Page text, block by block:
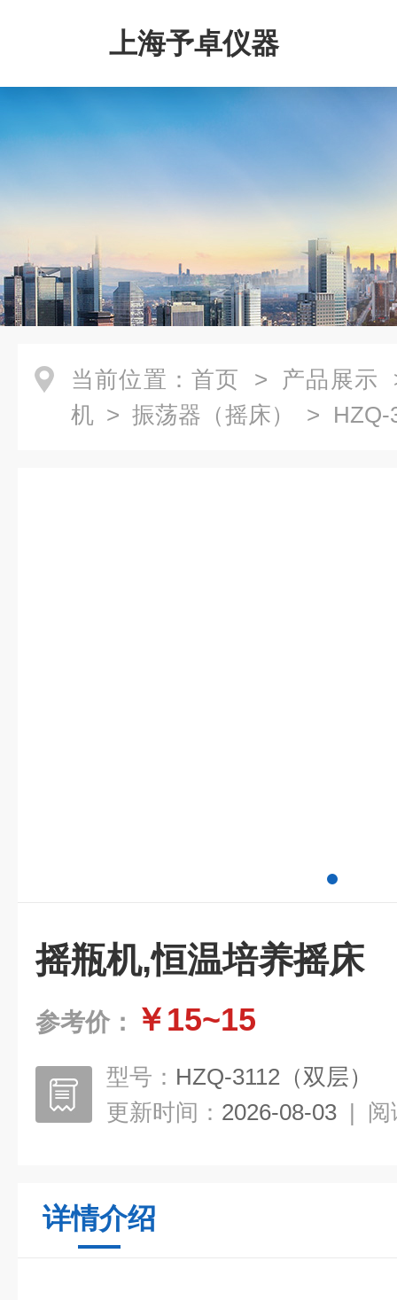
上海予卓仪器
当前位置： 首页 > 产品展示
机 > 振荡器（摇床）
> HZQ-
摇瓶机,恒温培养摇床
参考价： ￥15~15
型号： HZQ-3112（双层）
更新时间： 2026-08-03 | 阅
详情介绍